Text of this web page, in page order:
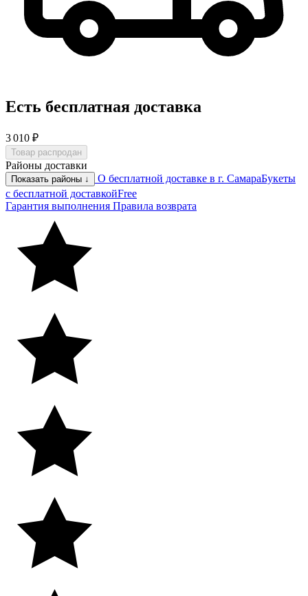
Есть бесплатная доставка
3 010 ₽
Товар распродан
Районы доставки
Показать районы ↓ О бесплатной доставке в г. СамараБукеты
с бесплатной доставкойFree
Гарантия выполнения Правила возврата